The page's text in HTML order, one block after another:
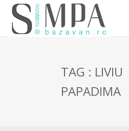
TAG : LIVIU
PAPADIMA